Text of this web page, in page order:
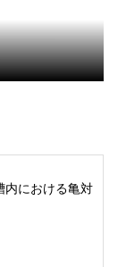
トル・マーメイド
内における亀対